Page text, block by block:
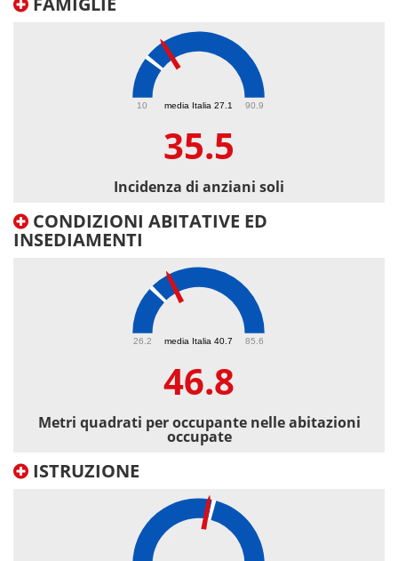
media Italia 27.1
10 90.9
35.5
Incidenza di anziani soli
CONDIZIONI ABITATIVE ED
INSEDIAMENTI
media Italia 40.7
26.2 85.6
46.8
Metri quadrati per occupante nelle abitazioni
occupate
ISTRUZIONE